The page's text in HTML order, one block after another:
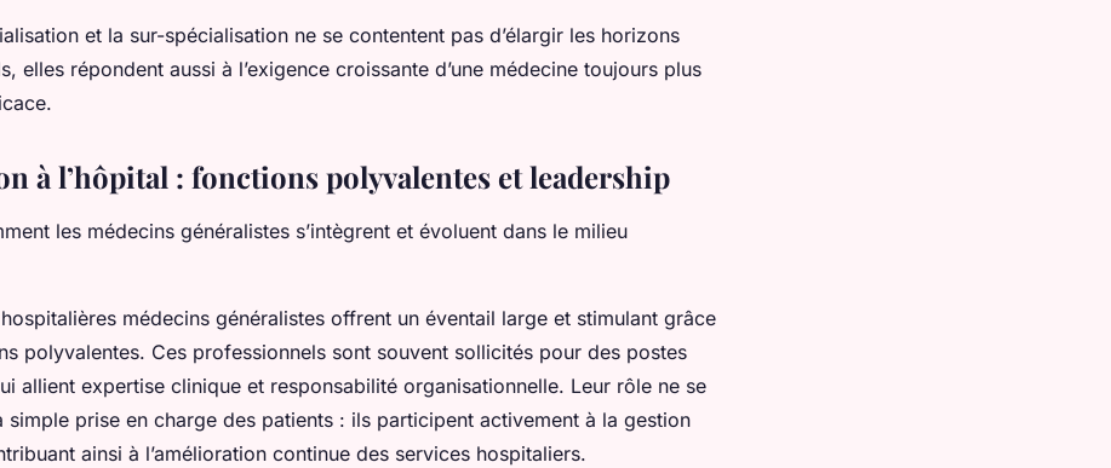
et la sur-spécialisation ne se contentent pas d’élargir les horizons
elles répondent aussi à l’exigence croissante d’une médecine toujours plus
à l’hôpital : fonctions polyvalentes et leadership
les médecins généralistes s’intègrent et évoluent dans le milieu
médecins généralistes offrent un éventail large et stimulant grâce
polyvalentes. Ces professionnels sont souvent sollicités pour des postes
allient expertise clinique et responsabilité organisationnelle. Leur rôle ne se
simple prise en charge des patients : ils participent activement à la gestion
ainsi à l’amélioration continue des services hospitaliers.